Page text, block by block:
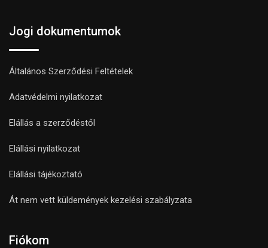
Jogi dokumentumok
Általános Szerződési Feltételek
Adatvédelmi nyilatkozat
Elállás a szerződéstől
Elállási nyilatkozat
Elállási tájékoztató
Át nem vett küldemények kezelési szabályzata
Fiókom